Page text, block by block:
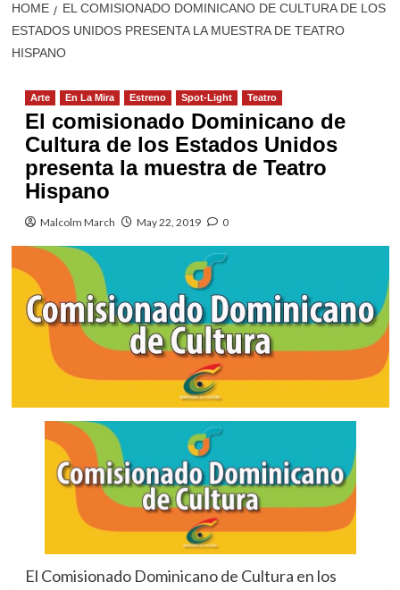
HOME
EL COMISIONADO DOMINICANO DE CULTURA DE LOS
ESTADOS UNIDOS PRESENTA LA MUESTRA DE TEATRO
HISPANO
Arte En La Mira Estreno Spot-Light Teatro
El comisionado Dominicano de
Cultura de los Estados Unidos
presenta la muestra de Teatro
Hispano
Malcolm March May 22, 2019 0
El Comisionado Dominicano de Cultura en los